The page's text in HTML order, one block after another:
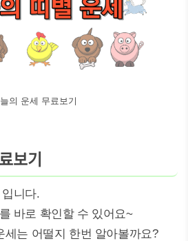
의 운세 무료보기
보기
니다.
바로 확인할 수 있어요~
세는 어떨지 한번 알아볼까요?